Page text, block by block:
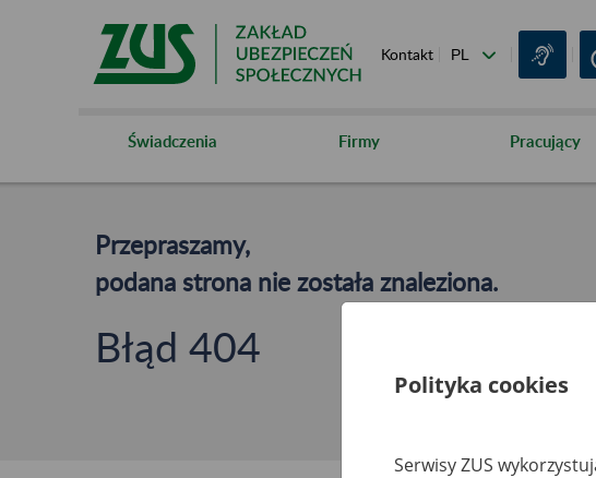
Kontakt
Świadczenia Firmy Pracujący
Przepraszamy,
podana strona nie została znaleziona.
Błąd 404
Polityka cookies
Serwisy ZUS